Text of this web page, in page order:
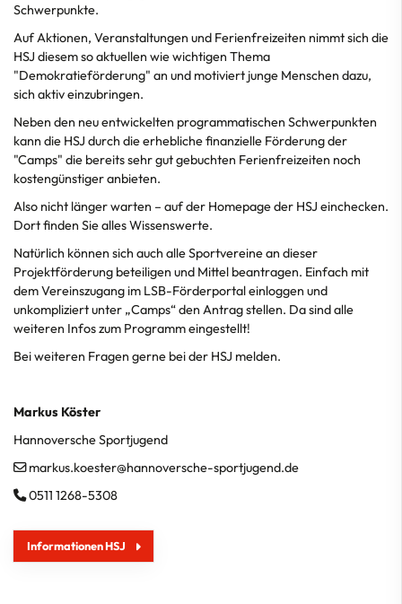
Schwerpunkte.
Auf Aktionen, Veranstaltungen und Ferienfreizeiten nimmt sich die
HSJ diesem so aktuellen wie wichtigen Thema
"Demokratieförderung" an und motiviert junge Menschen dazu,
sich aktiv einzubringen.
Neben den neu entwickelten programmatischen Schwerpunkten
kann die HSJ durch die erhebliche finanzielle Förderung der
"Camps" die bereits sehr gut gebuchten Ferienfreizeiten noch
kostengünstiger anbieten.
Also nicht länger warten – auf der Homepage der HSJ einchecken.
Dort finden Sie alles Wissenswerte.
Natürlich können sich auch alle Sportvereine an dieser
Projektförderung beteiligen und Mittel beantragen. Einfach mit
dem Vereinszugang im LSB-Förderportaleinloggen und
unkompliziert unter „Camps“ den Antrag stellen. Da sind alle
weiteren Infos zum Programm eingestellt!
Bei weiteren Fragen gerne bei der HSJ melden.
Markus Köster
Hannoversche Sportjugend
markus.koester@hannoversche-sportjugend.de
0511 1268-5308
Informationen HSJ